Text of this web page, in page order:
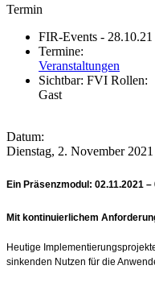
Termin
FIR-Events -
Termine:
Veranstaltungen
Sichtbar: FVI Rollen:
Gast
Datum:
Dienstag, 2. November
Ein Präsenzmodul: 02.11.2021 –
Mit kontinuierlichem
Heutige
sinkenden Nutzen für die